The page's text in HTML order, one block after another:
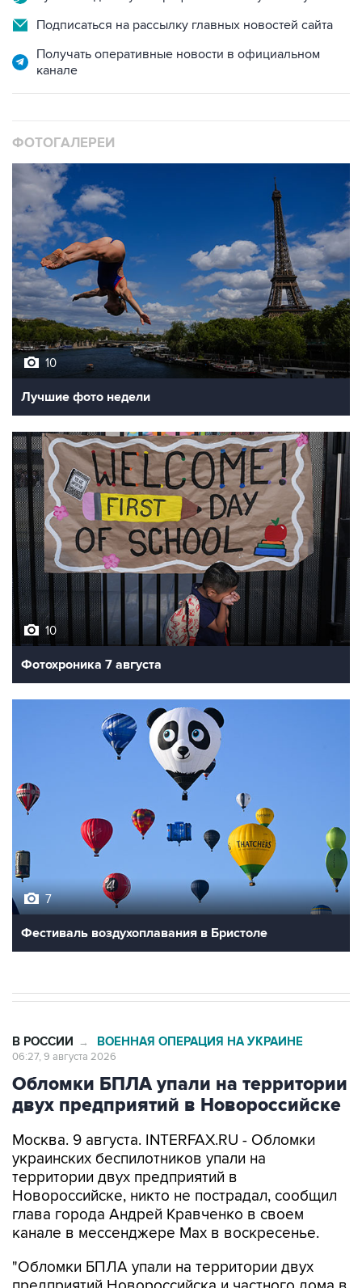
Получать оперативные новости в официальном
10
Лучшие фото недели
10
Фотохроника 7 августа
Фестиваль воздухоплавания в Бристоле
Обломки БПЛА упали на территории
двух предприятий в Новороссийске
Москва. 9 августа. INTERFAX.RU - Обломки
территории двух предприятий в
Новороссийске, никто не пострадал, сообщил
глава города Андрей Кравченко в своем
канале в мессенджере Max в воскресенье.
"Обломки БПЛА упали на территории двух
поселке Верхнебаканском. В результате